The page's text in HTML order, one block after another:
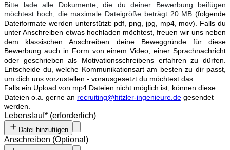
Bitte lade alle Dokumente, die du deiner Bewerbung beifügen
möchtest hoch, die maximale Dateigröße beträgt 20 MB (folgende
Dateiformate werden unterstützt: pdf, png, jpg, mp4, mov). Falls du
unter Anschreiben etwas hochladen möchtest, freuen wir uns neben
dem klassischen Anschreiben deine Beweggründe für diese
Bewerbung auch in Form von einem Video, einer Sprachnachricht
oder geschrieben als Motivationsschreibens erfahren zu dürfen.
Entscheide du, welche Kommunikationsart am besten zu dir passt,
um dich uns vorzustellen - vorausgesetzt du möchtest das.
Falls ein Upload von mp4 Dateien nicht möglich ist, können diese
Dateien o.a. gerne an recruiting@hitzler-ingenieure.de gesendet
werden.
Lebenslauf* (erforderlich)
Datei hinzufügen
Anschreiben (Optional )